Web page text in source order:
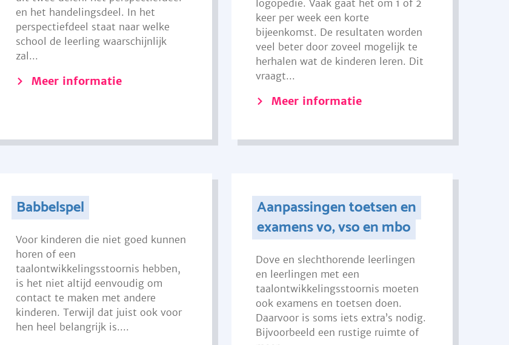
en het handelingsdeel. In het
perspectiefdeel staat naar welke
school de leerling waarschijnlijk
zal...
Meer informatie
logopedie. Vaak gaat het om 1 of 2
keer per week een korte
bijeenkomst. De resultaten worden
veel beter door zoveel mogelijk te
herhalen wat de kinderen leren. Dit
vraagt...
Meer informatie
Babbelspel
Voor kinderen die niet goed kunnen
horen of een
taalontwikkelingsstoornis hebben,
is het niet altijd eenvoudig om
contact te maken met andere
kinderen. Terwijl dat juist ook voor
hen heel belangrijk is....
Aanpassingen toetsen en
examens vo, vso en mbo
Dove en slechthorende leerlingen
en leerlingen met een
taalontwikkelingsstoornis moeten
ook examens en toetsen doen.
Daarvoor is soms iets extra’s nodig.
Bijvoorbeeld een rustige ruimte of